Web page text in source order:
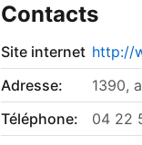
Contacts
Site internet http://
Adresse:
1390,
Téléphone:
04 22